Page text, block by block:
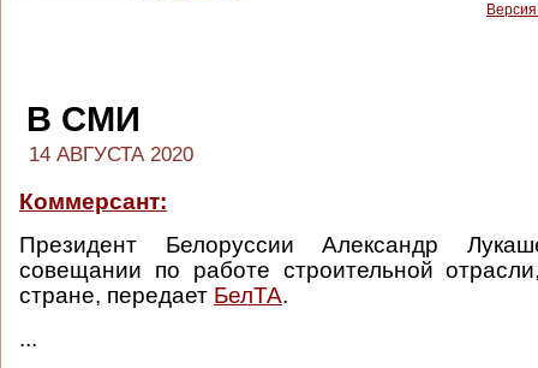
В СМИ
14 АВГУСТА 2020
Коммерсант:
Президент Белоруссии Александр
совещании по работе строительной
стране, передает БелТА.
...